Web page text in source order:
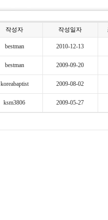
작성자 작성일자
bestman 2010-12-13
bestman 2009-09-20
koreabaptist 2009-08-02
ksm3806 2009-05-27